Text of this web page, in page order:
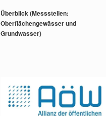
Überblick (Messstellen:
Oberflächengewässer und
Grundwasser)